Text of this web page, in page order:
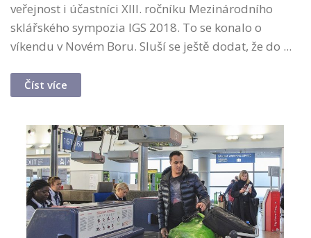
veřejnost i účastníci XIII. ročníku Mezinárodního
sklářského sympozia IGS 2018. To se konalo o
víkendu v Novém Boru. Sluší se ještě dodat, že do ...
Číst více